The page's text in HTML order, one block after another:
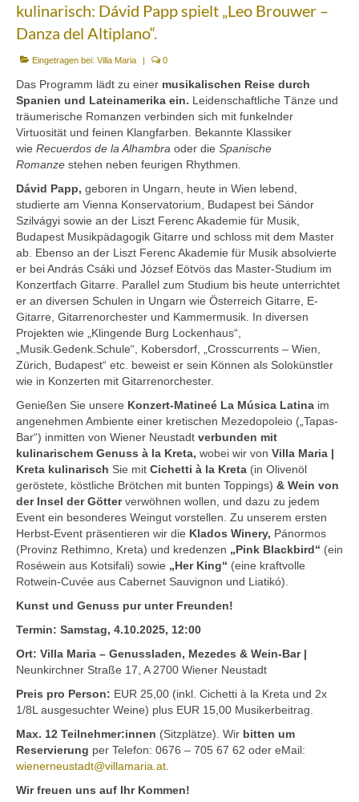
Getränke
News
Shop
Back- & Teigwaren
Bio-Olivenöl & Bio-Oliven
Eingelegtes & Eingekochtes
Früchte in Sirup, Honig & Marmelade
Küchenaccessoires
Kräuter, Tee & Salz
Wein, Raki & Ver juice
Kontakt
Downloads
Datenschutz
Impressum
kulinarisch: Dávid Papp spielt „Leo Brouwer –
Danza del Altiplano“.
Eingetragen bei: Villa Maria | 0
Das Programm lädt zu einer musikalischen Reise durch
Spanien und Lateinamerika ein. Leidenschaftliche Tänze und
träumerische Romanzen verbinden sich mit funkelnder
Virtuosität und feinen Klangfarben. Bekannte Klassiker
wie Recuerdos de la Alhambra oder die Spanische
Romanze stehen neben feurigen Rhythmen.
Dávid Papp, geboren in Ungarn, heute in Wien lebend,
studierte am Vienna Konservatorium, Budapest bei Sándor
Szilvágyi sowie an der Liszt Ferenc Akademie für Musik,
Budapest Musikpädagogik Gitarre und schloss mit dem Master
ab. Ebenso an der Liszt Ferenc Akademie für Musik absolvierte
er bei András Csáki und József Eötvös das Master-Studium im
Konzertfach Gitarre. Parallel zum Studium bis heute unterrichtet
er an diversen Schulen in Ungarn wie Österreich Gitarre, E-
Gitarre, Gitarrenorchester und Kammermusik. In diversen
Projekten wie „Klingende Burg Lockenhaus“,
„Musik.Gedenk.Schule“, Kobersdorf, „Crosscurrents – Wien,
Zürich, Budapest“ etc. beweist er sein Können als Solokünstler
wie in Konzerten mit Gitarrenorchester.
Genießen Sie unsere Konzert-Matineé La Música Latina im
angenehmen Ambiente einer kretischen Mezedopoleio („Tapas-
Bar“) inmitten von Wiener Neustadt verbunden mit
kulinarischem Genuss à la Kreta, wobei wir von Villa Maria |
Kreta kulinarisch Sie mit Cichetti à la Kreta (in Olivenöl
geröstete, köstliche Brötchen mit bunten Toppings) & Wein von
der Insel der Götterverwöhnen wollen, und dazu zu jedem
Event ein besonderes Weingut vorstellen. Zu unserem ersten
Herbst-Event präsentieren wir die Klados Winery, Pánormos
(Provinz Rethimno, Kreta) und kredenzen „Pink Blackbird“ (ein
Roséwein aus Kotsifali) sowie „Her King“ (eine kraftvolle
Rotwein-Cuvée aus Cabernet Sauvignon und Liatikó).
Kunst und Genuss pur unter Freunden!
Termin: Samstag, 4.10.2025, 12:00
Ort: Villa Maria – Genussladen, Mezedes & Wein-Bar |
Neunkirchner Straße 17, A 2700 Wiener Neustadt
Preis pro Person: EUR 25,00 (inkl. Cichetti à la Kreta und 2x
1/8L ausgesuchter Weine) plus EUR 15,00 Musikerbeitrag.
Max. 12 Teilnehmer:innen (Sitzplätze). Wir bitten um
Reservierung per Telefon: 0676 – 705 67 62 oder eMail:
wienerneustadt@villamaria.at
Wir freuen uns auf Ihr Kommen!